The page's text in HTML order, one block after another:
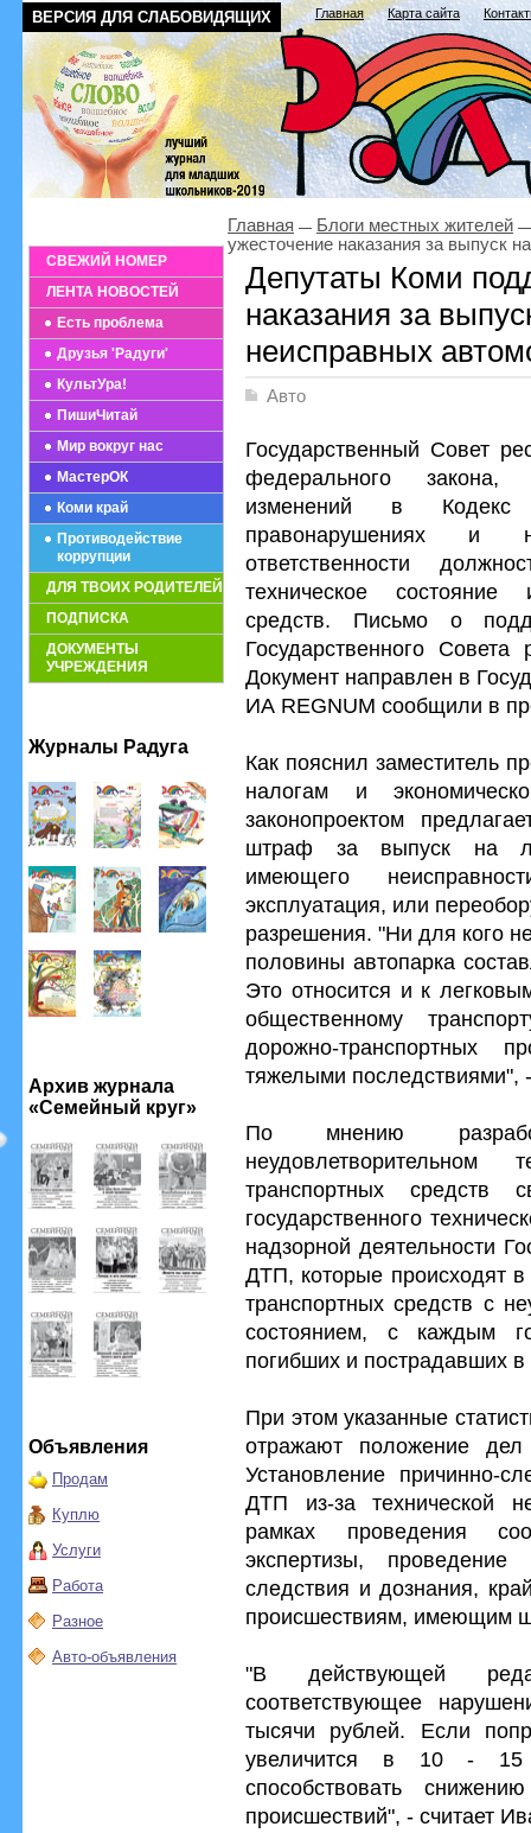
ВЕРСИЯ ДЛЯ СЛАБОВИДЯЩИХ Главная Карта сайта
СВЕЖИЙ НОМЕР
ЛЕНТА НОВОСТЕЙ
Есть проблема
Друзья 'Радуги'
КультУра!
ПишиЧитай
Мир вокруг нас
МастерОК
Коми край
Противодействие
коррупции
ДЛЯ ТВОИХ РОДИТЕЛЕЙ
ПОДПИСКА
ДОКУМЕНТЫ
УЧРЕЖДЕНИЯ
Журналы Радуга
Архив журнала
«Семейный круг»
Объявления
Продам
Куплю
Услуги
Работа
Разное
Авто-объявления
Главная
Блоги местных жителей
ужесточение наказания за выпуск
Депутаты Коми
наказания за
неисправных
Авто
Государственный Совет
федерального закона,
изменений в
правонарушениях и
ответственности
техническое состояние
средств. Письмо о
Государственного
Документ направлен в
ИА REGNUM сообщили в
Как пояснил заместитель
налогам и
законопроектом
штраф за выпуск на
имеющего
эксплуатация, или
разрешения. "Ни для кого
половины автопарка
Это относится и к
общественному
дорожно-
тяжелыми последствиями",
По мнению
неудовлетворительном
транспортных средств
государственного
надзорной деятельности
ДТП, которые происходят
транспортных средств с
состоянием, с каждым
погибших и пострадавших в
При этом указанные
отражают положение
Установление причинно-
ДТП из-за технической
рамках проведения
экспертизы, проведение
следствия и дознания,
происшествиям, имеющим
"В действующей
соответствующее
тысячи рублей. Если
увеличится в 10 - 15
способствовать
происшествий", - считает